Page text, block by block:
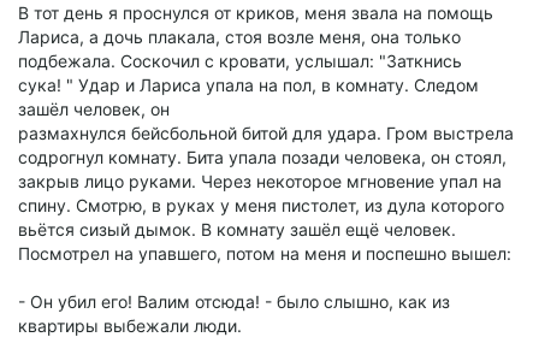
В тот день я проснулся от криков, меня звала на помощь
Лариса, а дочь плакала, стоя возле меня, она только
подбежала. Соскочил с кровати, услышал: "Заткнись
сука! " Удар и Лариса упала на пол, в комнату. Следом
зашёл человек, он
размахнулся бейсбольной битой для удара. Гром выстрела
содрогнул комнату. Бита упала позади человека, он стоял,
закрыв лицо руками. Через некоторое мгновение упал на
спину. Смотрю, в руках у меня пистолет, из дула которого
вьётся сизый дымок. В комнату зашёл ещё человек.
Посмотрел на упавшего, потом на меня и поспешно вышел:
- Он убил его! Валим отсюда! - было слышно, как из
квартиры выбежали люди.